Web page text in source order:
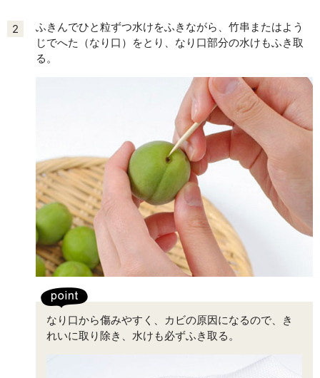
2
ふきんでひと粒ずつ水けをふきながら、竹串またはよう
じでへた（なり口）をとり、なり口部分の水けもふき取
る。
なり口から傷みやすく、カビの原因になるので、き
れいに取り除き、水けも必ずふき取る。